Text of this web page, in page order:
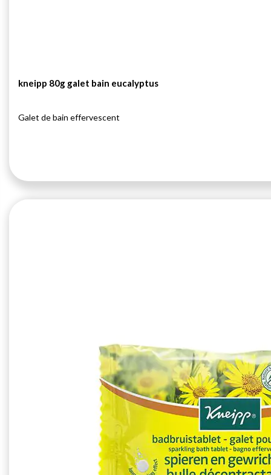
kneipp 80g galet bain eucalyptus
Galet de bain effervescent